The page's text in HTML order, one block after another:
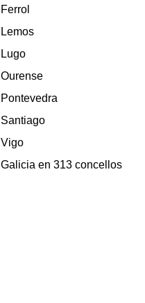
Ferrol
Lemos
Lugo
Ourense
Pontevedra
Santiago
Vigo
Galicia en 313 concellos